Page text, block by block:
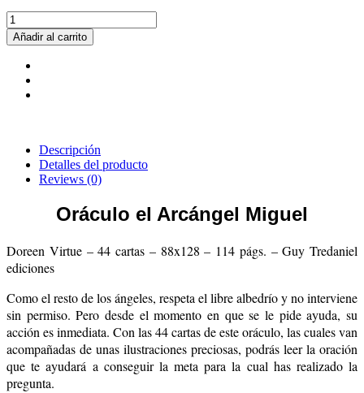
Añadir al carrito
Descripción
Detalles del producto
Reviews (0)
Oráculo el Arcángel Miguel
Doreen Virtue – 44 cartas – 88x128 – 114 págs. – Guy Tredaniel
ediciones
Como el resto de los ángeles, respeta el libre albedrío y no interviene
sin permiso. Pero desde el momento en que se le pide ayuda, su
acción es inmediata. Con las 44 cartas de este oráculo, las cuales van
acompañadas de unas ilustraciones preciosas, podrás leer la oración
que te ayudará a conseguir la meta para la cual has realizado la
pregunta.